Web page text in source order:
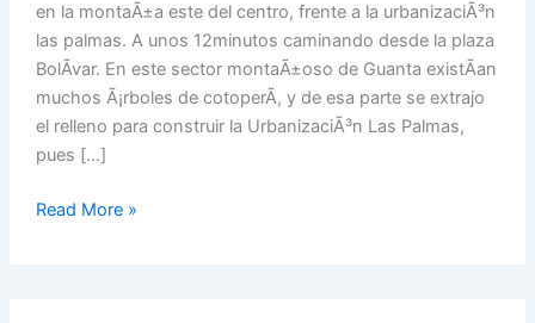
en la montaÃ±a este del centro, frente a la urbanizaciÃ³n
las palmas. A unos 12minutos caminando desde la plaza
BolÃ­var. En este sector montaÃ±oso de Guanta existÃ­an
muchos Ã¡rboles de cotoperÃ­, y de esa parte se extrajo
el relleno para construir la UrbanizaciÃ³n Las Palmas,
pues […]
Read More »